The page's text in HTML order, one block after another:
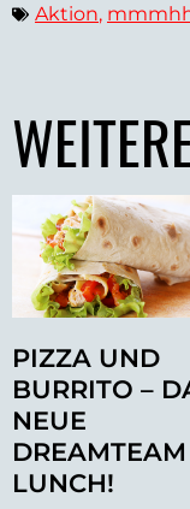
Aktion,
PIZZA UND
BURRITO –
NEUE
LUNCH!